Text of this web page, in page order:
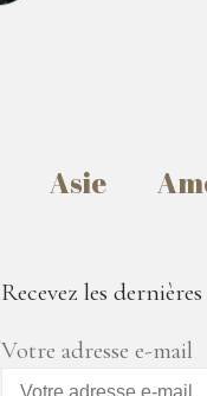
Asie
Recevez les
Votre adresse e-mail